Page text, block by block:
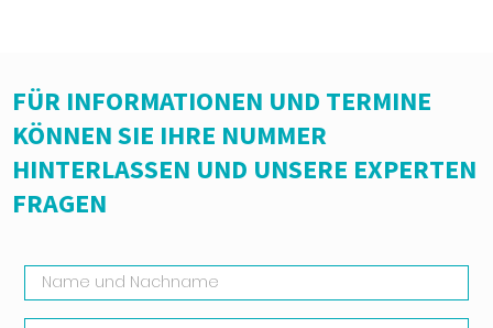
FÜR INFORMATIONEN UND TERMINE
KÖNNEN SIE IHRE NUMMER
HINTERLASSEN UND UNSERE EXPERTEN
FRAGEN